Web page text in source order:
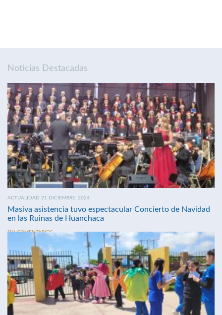
Noticias Destacadas
ACTUALIDAD 21 DICIEMBRE, 2024
Masiva asistencia tuvo espectacular Concierto de Navidad
en las Ruinas de Huanchaca
SIN COMENTARIOS